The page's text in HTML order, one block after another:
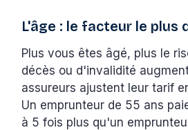
L'âge : le facteur le plus
Plus vous êtes âgé, plus le
décès ou d'invalidité
assureurs ajustent leur tarif
Un emprunteur de 55 ans
à 5 fois plus qu'un